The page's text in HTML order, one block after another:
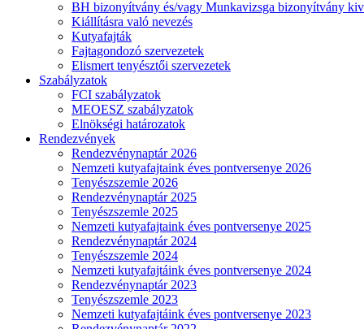
BH bizonyítvány és/vagy Munkavizsga bizonyítvány
Kiállításra való nevezés
Kutyafajták
Fajtagondozó szervezetek
Elismert tenyésztői szervezetek
Szabályzatok
FCI szabályzatok
MEOESZ szabályzatok
Elnökségi határozatok
Rendezvények
Rendezvénynaptár 2026
Nemzeti kutyafajtaink éves pontversenye 2026
Tenyészszemle 2026
Rendezvénynaptár 2025
Tenyészszemle 2025
Nemzeti kutyafajtaink éves pontversenye 2025
Rendezvénynaptár 2024
Tenyészszemle 2024
Nemzeti kutyafajtáink éves pontversenye 2024
Rendezvénynaptár 2023
Tenyészszemle 2023
Nemzeti kutyafajtáink éves pontversenye 2023